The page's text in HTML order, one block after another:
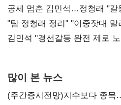
공세 멈춘 김민석…정청래 "갈
"팀 정청래 정리" "이중잣대
다툼 격화
김민석 "경선갈등 완전 제로
많이 본 뉴스
(주간증시전망)지수보다 종